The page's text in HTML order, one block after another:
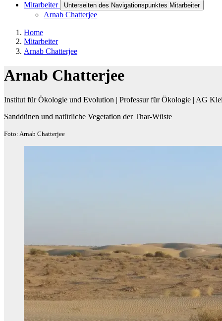
Mitarbeiter Unterseiten des Navigationspunktes Mitarbeiter
Arnab Chatterjee
Home
Mitarbeiter
Arnab Chatterjee
Arnab Chatterjee
Institut für Ökologie und Evolution | Professur für Ökologie | AG
Sanddünen und natürliche Vegetation der Thar-Wüste
Foto: Arnab Chatterjee